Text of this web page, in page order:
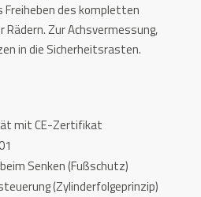
Freiheben des kompletten
Rädern. Zur Achsvermessung,
in die Sicherheitsrasten.
mit CE-Zertifikat
Senken (Fußschutz)
(Zylinderfolgeprinzip)